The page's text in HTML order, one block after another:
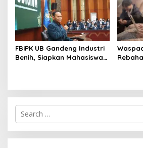
FBiPK UB Gandeng Industri
Benih, Siapkan Mahasiswa
S
r